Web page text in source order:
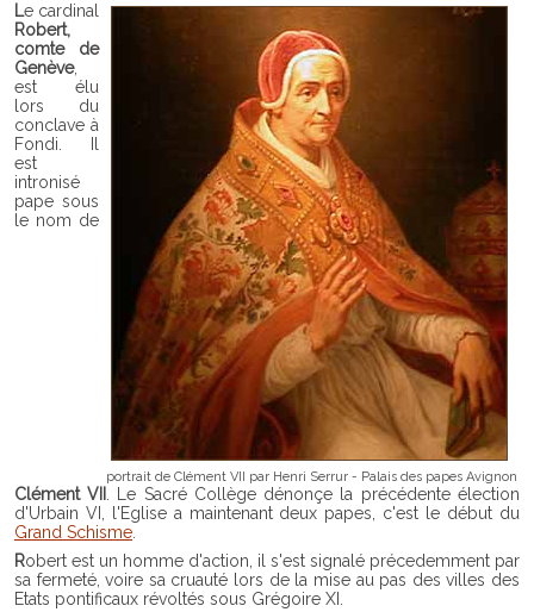
portrait de Clément VII par Henri Serrur - Palais des papes Avignon
Le cardinal
Robert,
comte de
Genève,
est élu
lors du
conclave à
Fondi. Il
est
intronisé
pape sous
le nom de
Clément VII
. Le Sacré Collège dénonçe la précédente élection
d'Urbain VI, l'Eglise a maintenant deux papes, c'est le début du
Grand Schisme
Robert est un homme d'action, il s'est signalé précedemment par
sa fermeté, voire sa cruauté lors de la mise au pas des villes des
Etats pontificaux révoltés sous Grégoire XI.